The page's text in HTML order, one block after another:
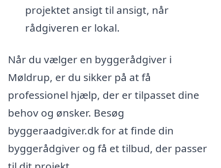
projektet ansigt til ansigt, når
rådgiveren er lokal.
Når du vælger en byggerådgiver i
Møldrup, er du sikker på at få
professionel hjælp, der er tilpasset dine
behov og ønsker. Besøg
byggeraadgiver.dk for at finde din
byggerådgiver og få et tilbud, der passer